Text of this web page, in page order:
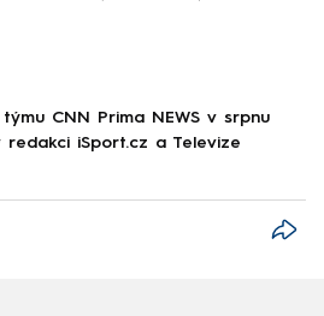
CNN Prima NEWS v srpnu
redakci iSport.cz a Televize